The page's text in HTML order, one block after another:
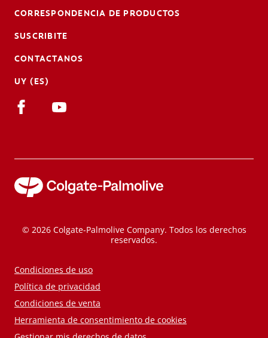
CORRESPONDENCIA DE PRODUCTOS
SUSCRIBITE
CONTACTANOS
UY (ES)
© 2026 Colgate-Palmolive Company. Todos los derechos
reservados.
Condiciones de uso
Política de privacidad
Condiciones de venta
Herramienta de consentimiento de cookies